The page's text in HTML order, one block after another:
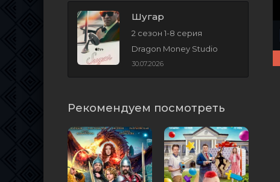
Шугар
2 сезон 1-8 серия
Dragon Money Studio
30.07.2026
Рекомендуем посмотреть